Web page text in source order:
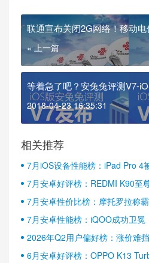
联通宣布关闭2G网络！移动
« 上一篇
等着急了吧？安兔兔评测V7-
2018-04-23 16:35:31
相关推荐
7月iOS设备性能榜：iPad Pro 4
7月安卓好评榜：REDMI K90至
半壁江山
7月安卓性价比榜：摩托罗拉称
7月安卓性能榜：iQOO成功卫冕
2026年Q2用户偏好榜：涨价难
6月安卓好评榜：OPPO K13